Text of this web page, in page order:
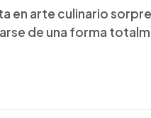
en arte culinario
de una forma